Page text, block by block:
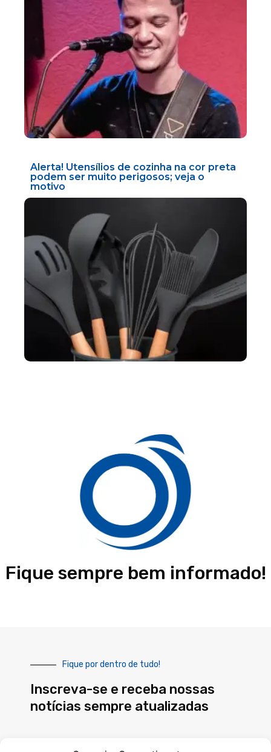
Alerta! Utensílios de cozinha na cor preta
podem ser muito perigosos; veja o
motivo
Fique sempre bem informado!
Fique por dentro de tudo!
Inscreva-se e receba nossas
notícias sempre atualizadas